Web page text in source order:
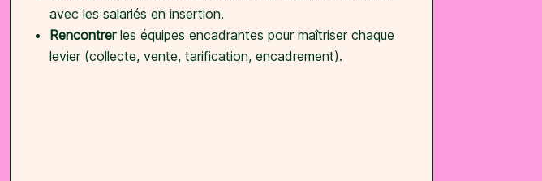
avec les salariés en insertion.
Rencontrerles équipes encadrantes pour maîtriser chaque
levier (collecte, vente, tarification, encadrement).